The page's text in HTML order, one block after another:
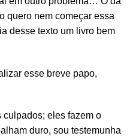
quero nem começar essa
desse texto um livro bem
esse breve papo,
culpados; eles fazem o
duro, sou testemunha